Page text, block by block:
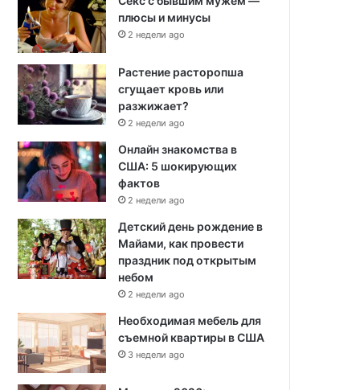
плюсы и минусы
2 недели ago
Растение расторопша
сгущает кровь или
разжижает?
2 недели ago
Онлайн знакомства в
США: 5 шокирующих
фактов
2 недели ago
Детский день рождение в
Майами, как провести
праздник под открытым
небом
2 недели ago
Необходимая мебель для
съемной квартиры в США
3 недели ago